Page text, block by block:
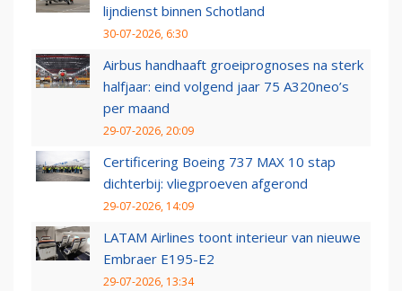
lijndienst binnen Schotland
30-07-2026, 6:30
Airbus handhaaft groeiprognoses na sterk
halfjaar: eind volgend jaar 75 A320neo’s
per maand
29-07-2026, 20:09
Certificering Boeing 737 MAX 10 stap
dichterbij: vliegproeven afgerond
29-07-2026, 14:09
LATAM Airlines toont interieur van nieuwe
Embraer E195-E2
29-07-2026, 13:34